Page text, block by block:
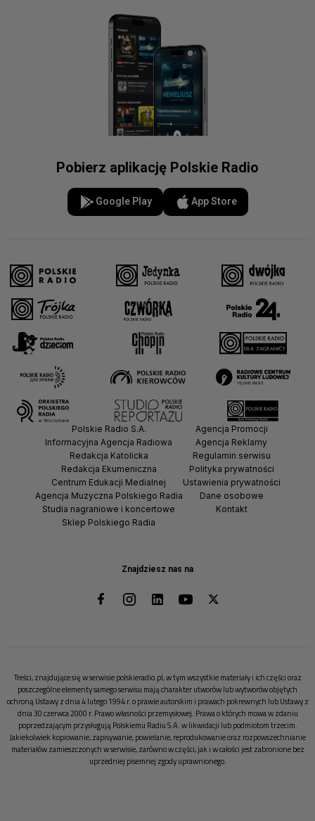
Pobierz aplikację Polskie Radio
Google Play App Store
Znajdziesz nas na
Polskie Radio S.A.
Informacyjna Agencja Radiowa
Redakcja Katolicka
Redakcja Ekumeniczna
Centrum Edukacji Medialnej
Agencja Muzyczna Polskiego Radia
Studia nagraniowe i koncertowe
Sklep Polskiego Radia
Agencja Promocji
Agencja Reklamy
Regulamin serwisu
Polityka prywatności
Ustawienia prywatności
Dane osobowe
Kontakt
Treści, znajdujące się w serwisie polskieradio.pl, w tym wszystkie materiały i ich części oraz
poszczególne elementy samego serwisu mają charakter utworów lub wytworów objętych
ochroną Ustawy z dnia 4 lutego 1994 r. o prawie autorskim i prawach pokrewnych lub Ustawy z
dnia 30 czerwca 2000 r. Prawo własności przemysłowej. Prawa o których mowa w zdaniu
poprzedzającym przysługują Polskiemu Radiu S.A. w likwidacji lub podmiotom trzecim.
Jakiekolwiek kopiowanie, zapisywanie, powielanie, reprodukowanie oraz rozpowszechnianie
materiałów zamieszczonych w serwisie, zarówno w części, jak i w całości jest zabronione bez
uprzedniej pisemnej zgody uprawnionego.